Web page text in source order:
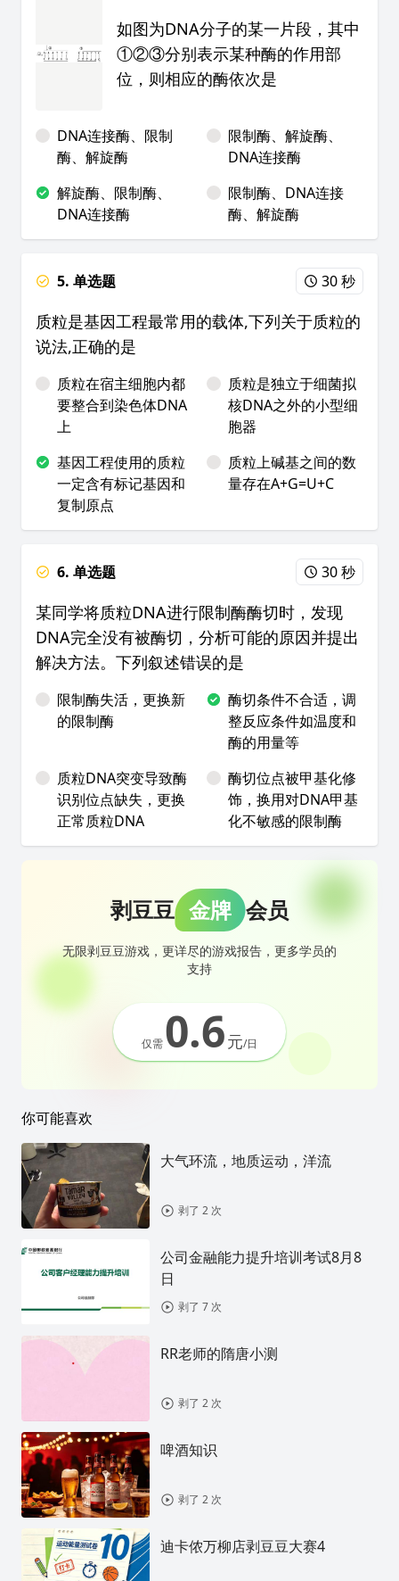
如图为DNA分子的某一片段，其中
①②③分别表示某种酶的作用部
位，则相应的酶依次是
DNA连接酶、限制
酶、解旋酶
限制酶、解旋酶、
DNA连接酶
解旋酶、限制酶、
DNA连接酶
限制酶、DNA连接
酶、解旋酶
5. 单选题 30 秒
质粒是基因工程最常用的载体,下列关于质粒的
说法,正确的是
质粒在宿主细胞内都
要整合到染色体DNA
上
质粒是独立于细菌拟
核DNA之外的小型细
胞器
基因工程使用的质粒
一定含有标记基因和
复制原点
质粒上碱基之间的数
量存在A+G=U+C
6. 单选题 30 秒
某同学将质粒DNA进行限制酶酶切时，发现
DNA完全没有被酶切，分析可能的原因并提出
解决方法。下列叙述错误的是
限制酶失活，更换新
的限制酶
酶切条件不合适，调
整反应条件如温度和
酶的用量等
质粒DNA突变导致酶
识别位点缺失，更换
正常质粒DNA
酶切位点被甲基化修
饰，换用对DNA甲基
化不敏感的限制酶
剥豆豆 金牌 会员
无限剥豆豆游戏，更详尽的游戏报告，更多学员的
支持
仅需0.6元/日
你可能喜欢
大气环流，地质运动，洋流
剥了 2 次
公司金融能力提升培训考试8月8
日
剥了 7 次
RR老师的隋唐小测
剥了 2 次
啤酒知识
剥了 2 次
迪卡侬万柳店剥豆豆大赛4